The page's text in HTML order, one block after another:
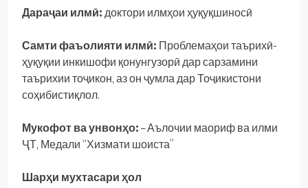
Дараҷаи илмӣ: доктори илмҳои ҳуқуқшиносӣ
Самти фаъолияти илмӣ: Проблемаҳои таърихӣ-
ҳуқуқии инкишофи қонунгузорӣ дар сарзамини
таърихии тоҷикон, аз он ҷумла дар Тоҷикистони
соҳибистиқлол.
Мукофот ва унвонҳо: – Аълочии маориф ва илми
ҶТ, Медали “Хизмати шоиста”
Шарҳи мухтасари ҳол